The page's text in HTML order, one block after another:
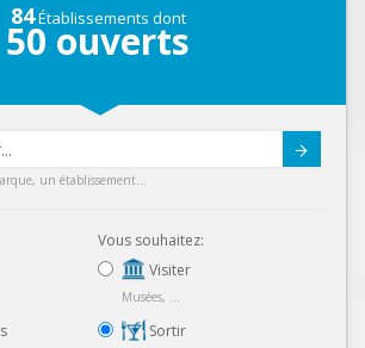
84Établissements dont
50 ouverts
un établissement...
Vous souhaitez:
Visiter
Musées, ...
Sortir